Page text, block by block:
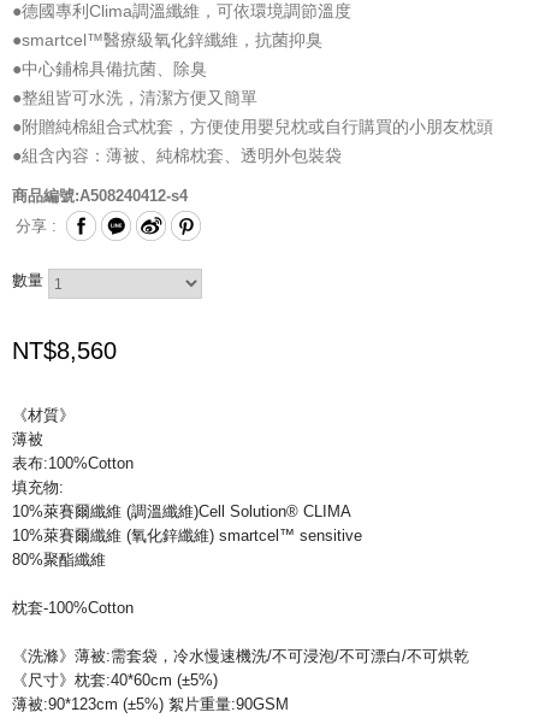
●德國專利Clima調溫纖維，可依環境調節溫度
●smartcel™醫療級氧化鋅纖維，抗菌抑臭
●中心鋪棉具備抗菌、除臭
●整組皆可水洗，清潔方便又簡單
●附贈純棉組合式枕套，方便使用嬰兒枕或自行購買的小朋友枕頭
●組含內容：薄被、純棉枕套、透明外包裝袋
商品編號:A508240412-s4
分享 :
數量
NT$8,560
《材質》
薄被
表布:100%Cotton
填充物:
10%萊賽爾纖維 (調溫纖維)Cell Solution® CLIMA
10%萊賽爾纖維 (氧化鋅纖維) smartcel™ sensitive
80%聚酯纖維
枕套-100%Cotton
《洗滌》薄被:需套袋，冷水慢速機洗/不可浸泡/不可漂白/不可烘乾
《尺寸》枕套:40*60cm (±5%)
薄被:90*123cm (±5%) 絮片重量:90GSM